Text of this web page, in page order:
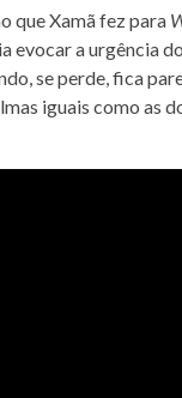
que Xamã fez para
evocar a urgência
se perde, fica
iguais como as